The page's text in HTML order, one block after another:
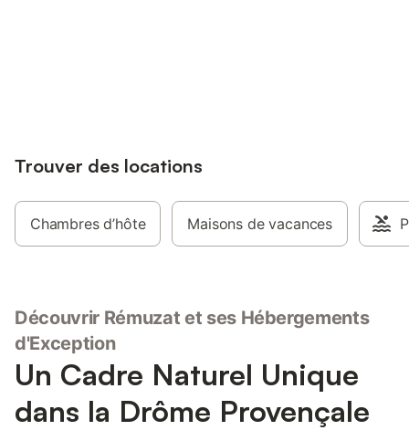
Trouver des locations
Chambres d’hôte Maisons de vacances
Découvrir Rémuzat et ses Hébergements
d'Exception
Un Cadre Naturel Unique
dans la Drôme Provençale